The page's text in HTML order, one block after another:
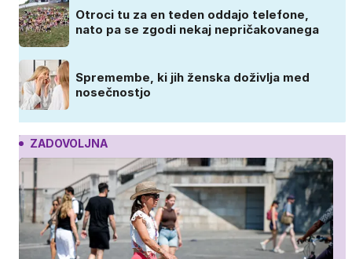
Otroci tu za en teden oddajo telefone,
nato pa se zgodi nekaj nepričakovanega
Spremembe, ki jih ženska doživlja med
nosečnostjo
ZADOVOLJNA